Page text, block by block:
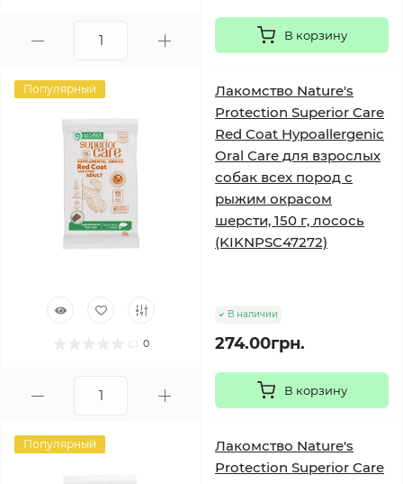
В корзину
Популярный
0
Лакомство Nature's
Protection Superior Care
Red Coat Hypoallergenic
Oral Care для взрослых
собак всех пород с
рыжим окрасом
шерсти, 150 г, лосось
(KIKNPSC47272)
В наличии
274.00грн.
В корзину
Популярный
Лакомство Nature's
Protection Superior Care